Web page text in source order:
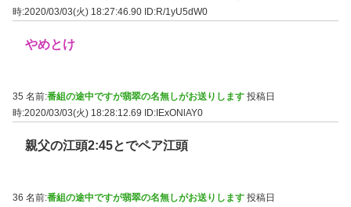
時:2020/03/03(火) 18:27:46.90 ID:R/1yU5dW0
やめとけ
35 名前:番組の途中ですが翡翠の名無しがお送りします 投稿日
時:2020/03/03(火) 18:28:12.69
ID:IExONlAY0
親父の江頭2:45とでペア江頭
36 名前:番組の途中ですが翡翠の名無しがお送りします 投稿日